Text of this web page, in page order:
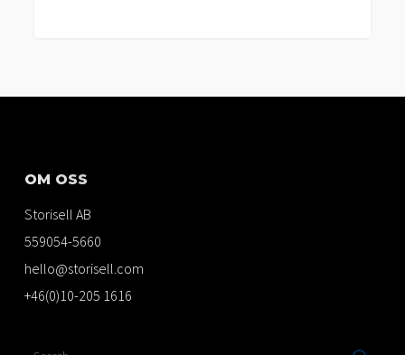
OM OSS
Storisell AB
559054-5660
hello@storisell.com
+46(0)10-205 1616